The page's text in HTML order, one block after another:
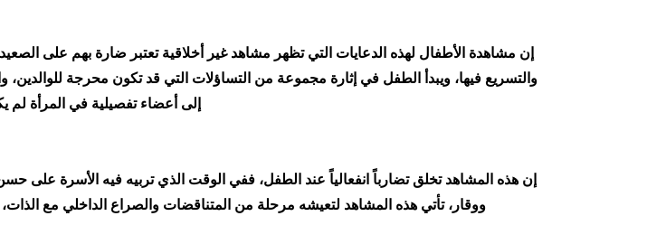
إن مشاهدة الأطفال لهذه الدعايات التي تظهر مشاهد غير أخلاقية تعتبر ضارة بهم على
والتسريع فيها، ويبدأ الطفل في إثارة مجموعة من التساؤلات التي قد تكون محرجة للوالدين،
إلى أعضاء تفصيلية في المرأة لم
إن هذه المشاهد تخلق تضارباً انفعالياً عند الطفل، ففي الوقت الذي تربيه فيه الأسرة على
ووقار، تأتي هذه المشاهد لتعيشه مرحلة من المتناقضات والصراع الداخلي مع